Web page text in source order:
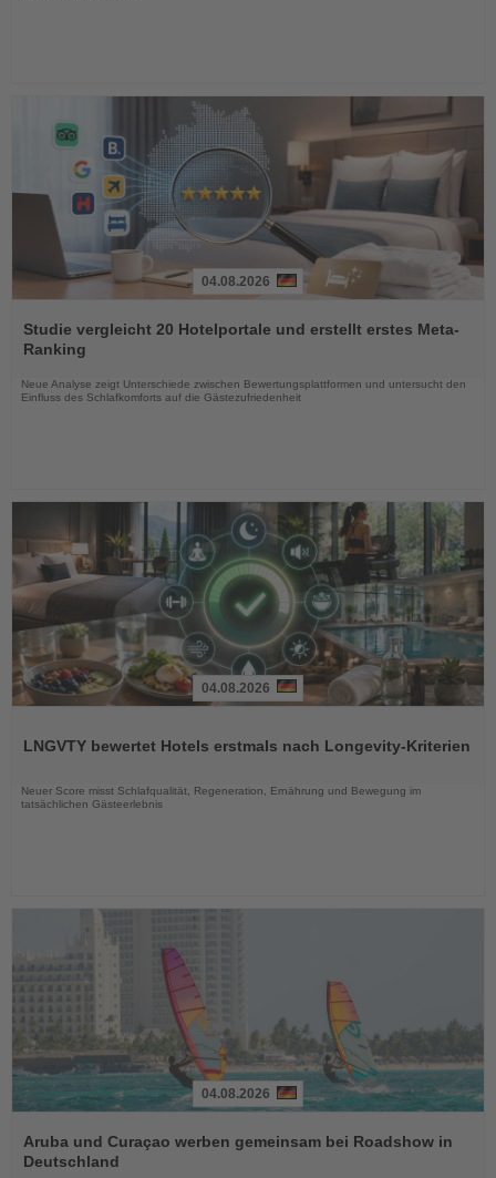
Sie
die
Nachrichten
04.08.2026
Studie vergleicht 20 Hotelportale und erstellt erstes Meta-
Ranking
Neue Analyse zeigt Unterschiede zwischen Bewertungsplattformen und untersucht den
Einfluss des Schlafkomforts auf die Gästezufriedenheit
die
04.08.2026
LNGVTY bewertet Hotels erstmals nach Longevity-Kriterien
Neuer Score misst Schlafqualität, Regeneration, Ernährung und Bewegung im
tatsächlichen Gästeerlebnis
Sie
die
04.08.2026
Aruba und Curaçao werben gemeinsam bei Roadshow in
Deutschland